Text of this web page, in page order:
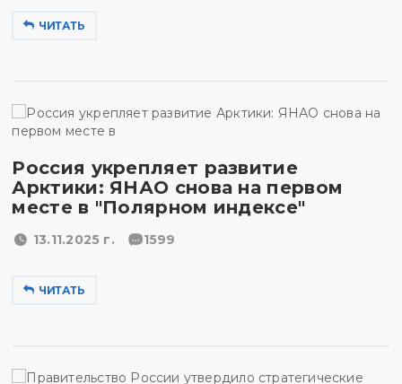
ЧИТАТЬ
Россия укрепляет развитие
Арктики: ЯНАО снова на первом
месте в "Полярном индексе"
13.11.2025 г. 1599
ЧИТАТЬ